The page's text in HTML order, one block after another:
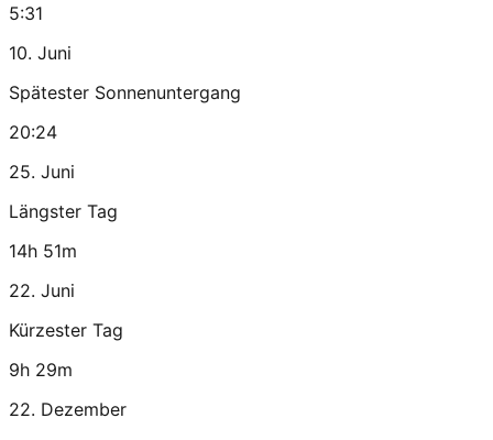
5:31
10. Juni
Spätester Sonnenuntergang
20:24
25. Juni
Längster Tag
14h 51m
22. Juni
Kürzester Tag
9h 29m
22. Dezember